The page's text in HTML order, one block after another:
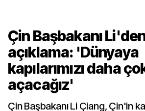
Çin Başbakanı
açıklama: 'Dünyaya
kapılarımızı daha
açacağız'
Çin Başbakanı Li Çiang, Çin'in